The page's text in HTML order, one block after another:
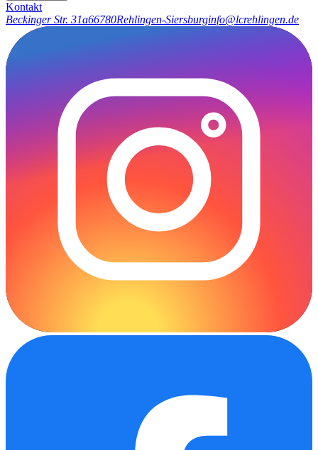
Kontakt
Beckinger Str. 31a66780Rehlingen-Siersburginfo@lcrehlingen.de